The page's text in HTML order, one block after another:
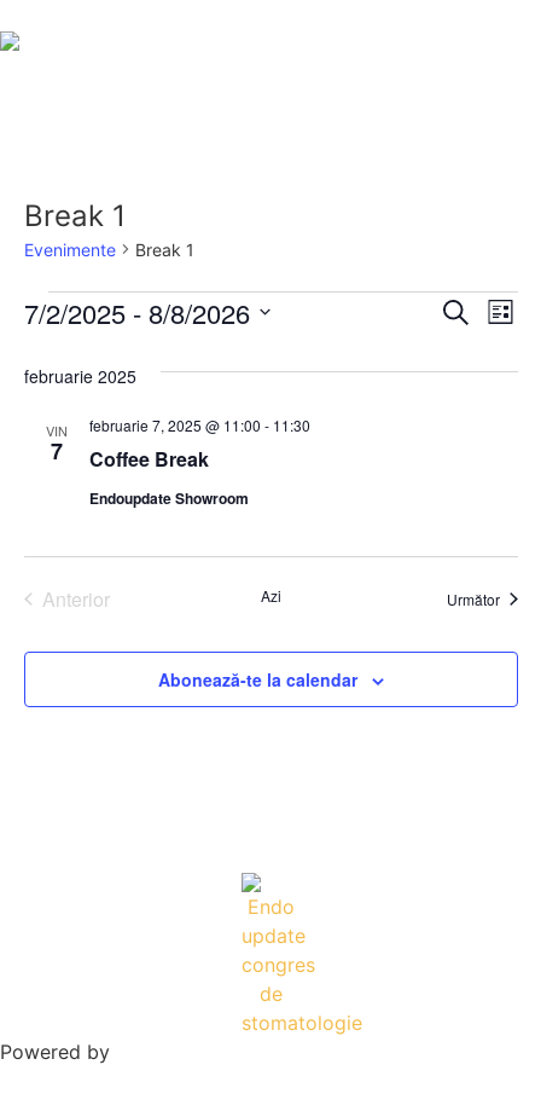
Break 1
Evenimente Break 1
în
CautăListă
7/2/2025 - 8/8/2026
februarie 2025
VIN
7 Coffee Break
februarie 7, 2025 @ 11:00 - 11:30
Endoupdate Showroom
AnteriorEvenimente Azi Următor
Abonează-te la calendar
Powered by